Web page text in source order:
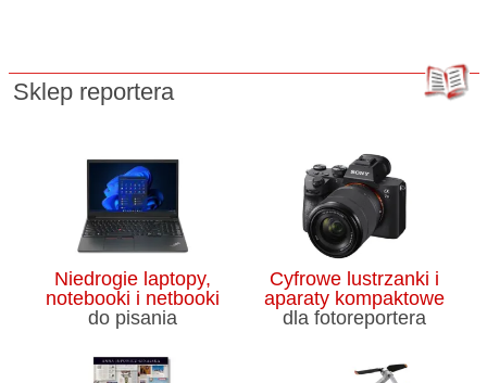
Sklep reportera
Niedrogie laptopy,
notebooki i netbooki
do pisania
Cyfrowe lustrzanki i
aparaty kompaktowe
dla fotoreportera